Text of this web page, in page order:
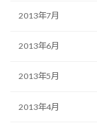
2013年7月
2013年6月
2013年5月
2013年4月